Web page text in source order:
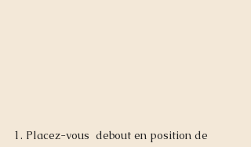
1. Placez-vous  debout en position de